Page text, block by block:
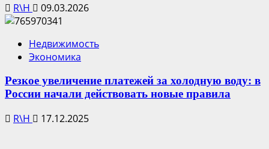
R\H 09.03.2026
Недвижимость
Экономика
Резкое увеличение платежей за холодную воду: в
России начали действовать новые правила
R\H 17.12.2025